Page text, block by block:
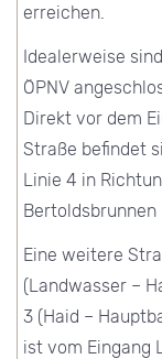
erreichen.
Idealerweise
ÖPNV
Direkt vor dem
Straße befindet
Linie 4 in
Bertoldsbrunnen
Eine weitere
(Landwasser –
3 (Haid –
ist vom Eingang